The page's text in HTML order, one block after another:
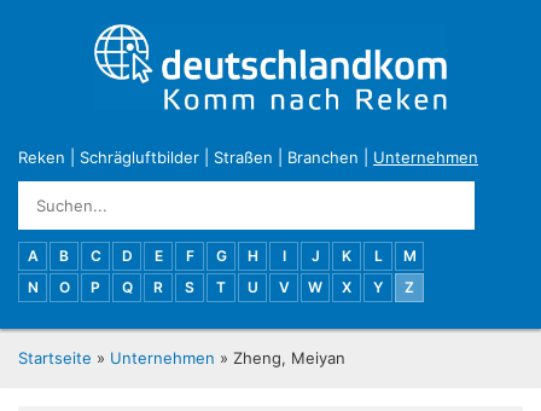
Reken Schrägluftbilder Straßen Branchen Unternehmen
A B C D E F G H I J K L
M
N
O P Q R S T U V W X Y Z
Startseite » Unternehmen » Zheng, Meiyan